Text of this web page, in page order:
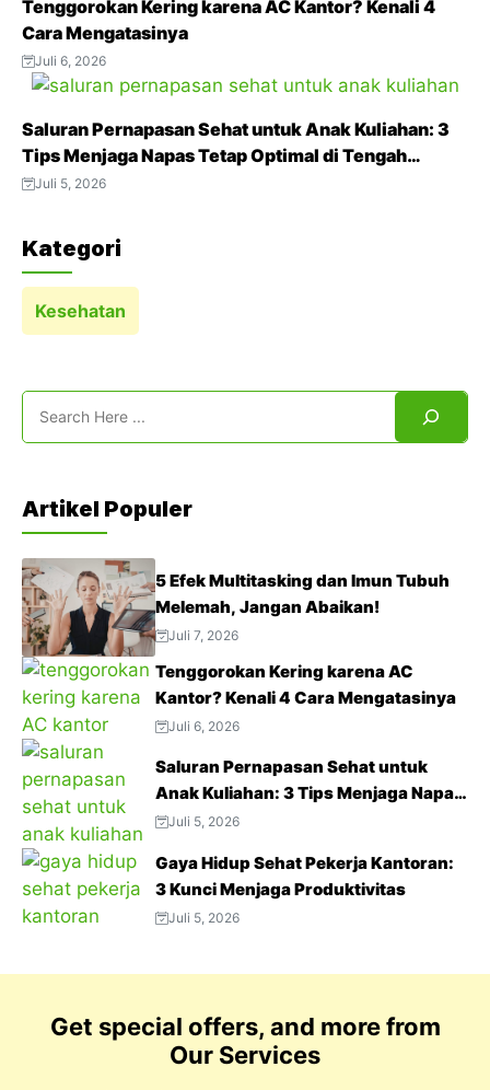
Tenggorokan Kering karena AC Kantor? Kenali 4
Cara Mengatasinya
Juli 6, 2026
Saluran Pernapasan Sehat untuk Anak Kuliahan: 3
Tips Menjaga Napas Tetap Optimal di Tengah
Aktivitas Padat
Juli 5, 2026
Kategori
Kesehatan
Search
Artikel Populer
5 Efek Multitasking dan Imun Tubuh
Melemah, Jangan Abaikan!
Juli 7, 2026
Tenggorokan Kering karena AC
Kantor? Kenali 4 Cara Mengatasinya
Juli 6, 2026
Saluran Pernapasan Sehat untuk
Anak Kuliahan: 3 Tips Menjaga Napas
Tetap Optimal di Tengah Aktivitas
Juli 5, 2026
Gaya Hidup Sehat Pekerja Kantoran:
3 Kunci Menjaga Produktivitas
Juli 5, 2026
Get special offers, and more from
Our Services